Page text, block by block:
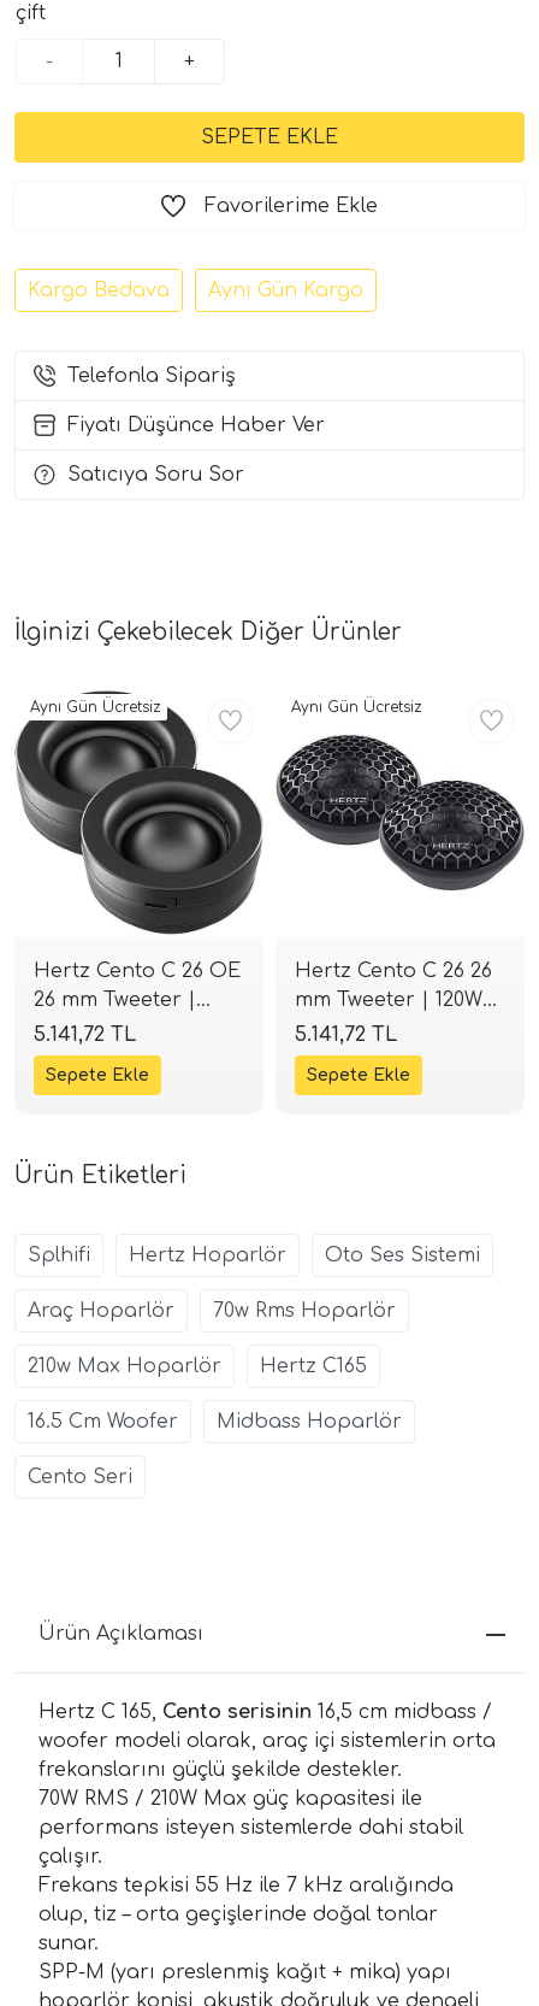
Setleri)
Arac Baslari)
çift
- +
Favorilerime Ekle
Kargo Bedava Aynı Gün Kargo
Telefonla Sipariş
Fiyatı Düşünce Haber Ver
Satıcıya Soru Sor
İlginizi Çekebilecek Diğer Ürünler
Hertz Cento C 26 OE
26 mm Tweeter |
120W Peak 4 Ohm |
SPLHIFI
5.141,72 TL
Aynı Gün Ücretsiz
Hertz Cento C 26 26
mm Tweeter | 120W
Peak 4 Ohm |
SPLHIFI
5.141,72 TL
Aynı Gün Ücretsiz
Ürün Etiketleri
Splhifi Hertz Hoparlör Oto Ses Sistemi
Araç Hoparlör 70w Rms Hoparlör
210w Max Hoparlör Hertz C165
16.5 Cm Woofer Midbass Hoparlör
Cento Seri
Ürün Açıklaması
Hertz C 165, Cento serisinin 16,5 cm midbass /
woofer modeli olarak, araç içi sistemlerin orta
frekanslarını güçlü şekilde destekler.
70W RMS / 210W Max güç kapasitesi ile
performans isteyen sistemlerde dahi stabil
çalışır.
Frekans tepkisi 55 Hz ile 7 kHz aralığında
olup, tiz – orta geçişlerinde doğal tonlar
sunar.
SPP-M (yarı preslenmiş kağıt + mika) yapı
hoparlör konisi, akustik doğruluk ve dengeli